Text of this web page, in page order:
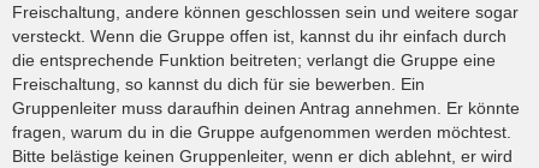
Freischaltung, andere können geschlossen sein und weitere sogar
versteckt. Wenn die Gruppe offen ist, kannst du ihr einfach durch
die entsprechende Funktion beitreten; verlangt die Gruppe eine
Freischaltung, so kannst du dich für sie bewerben. Ein
Gruppenleiter muss daraufhin deinen Antrag annehmen. Er könnte
fragen, warum du in die Gruppe aufgenommen werden möchtest.
Bitte belästige keinen Gruppenleiter, wenn er dich ablehnt, er wird